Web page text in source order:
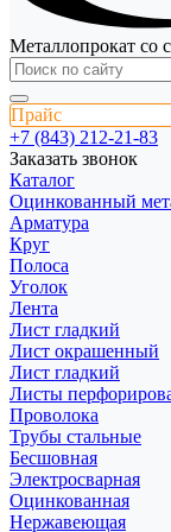
Металлопрокат со
Прайс
+7 (843) 212-21-83
Заказать звонок
Каталог
Оцинкованный
Арматура
Круг
Полоса
Уголок
Лента
Лист гладкий
Лист окрашенный
Лист гладкий
Листы
Проволока
Трубы стальные
Бесшовная
Электросварная
Оцинкованная
Нержавеющая